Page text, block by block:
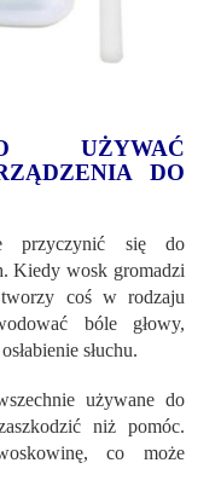
UŻYWAĆ
DO
przyczynić się do
Kiedy wosk gromadzi
coś w rodzaju
bóle głowy,
słuchu.
używane do
niż pomóc.
co może